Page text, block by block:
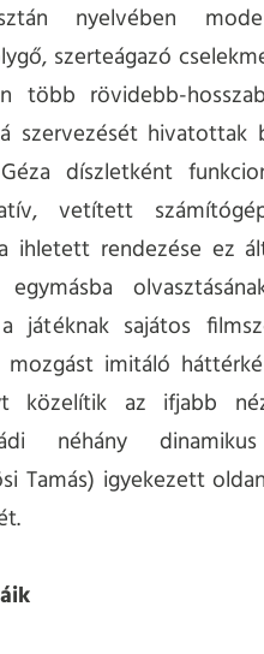
nyelvében
szerteágazó
több rövidebb-
szervezését hivatottak
díszletként
vetített
ihletett rendezése ez
játéknak sajátos
imitáló
közelítik az ifjabb
néhány
Tamás) igyekezett